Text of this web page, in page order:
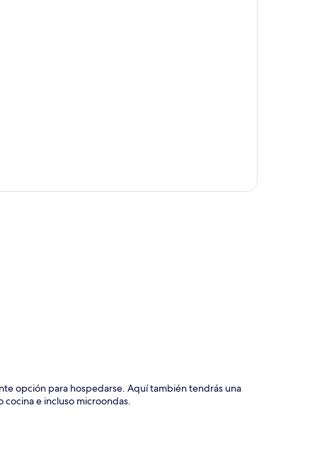
opción para hospedarse. Aquí también tendrás una
cocina e incluso microondas.